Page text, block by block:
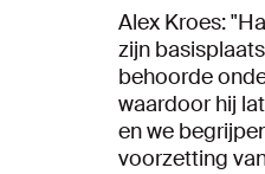
Alex Kroes:
zijn
behoorde
waardoor hij
en we
voorzetting